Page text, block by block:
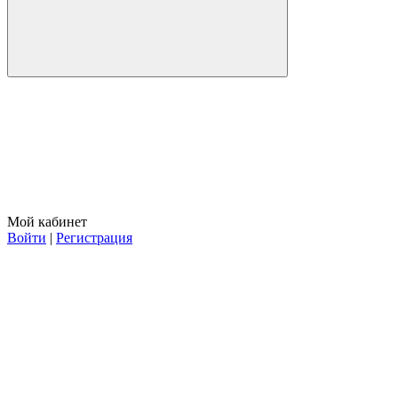
Мой кабинет
Войти | Регистрация